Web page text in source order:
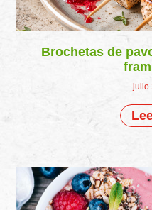
Brochetas de
julio